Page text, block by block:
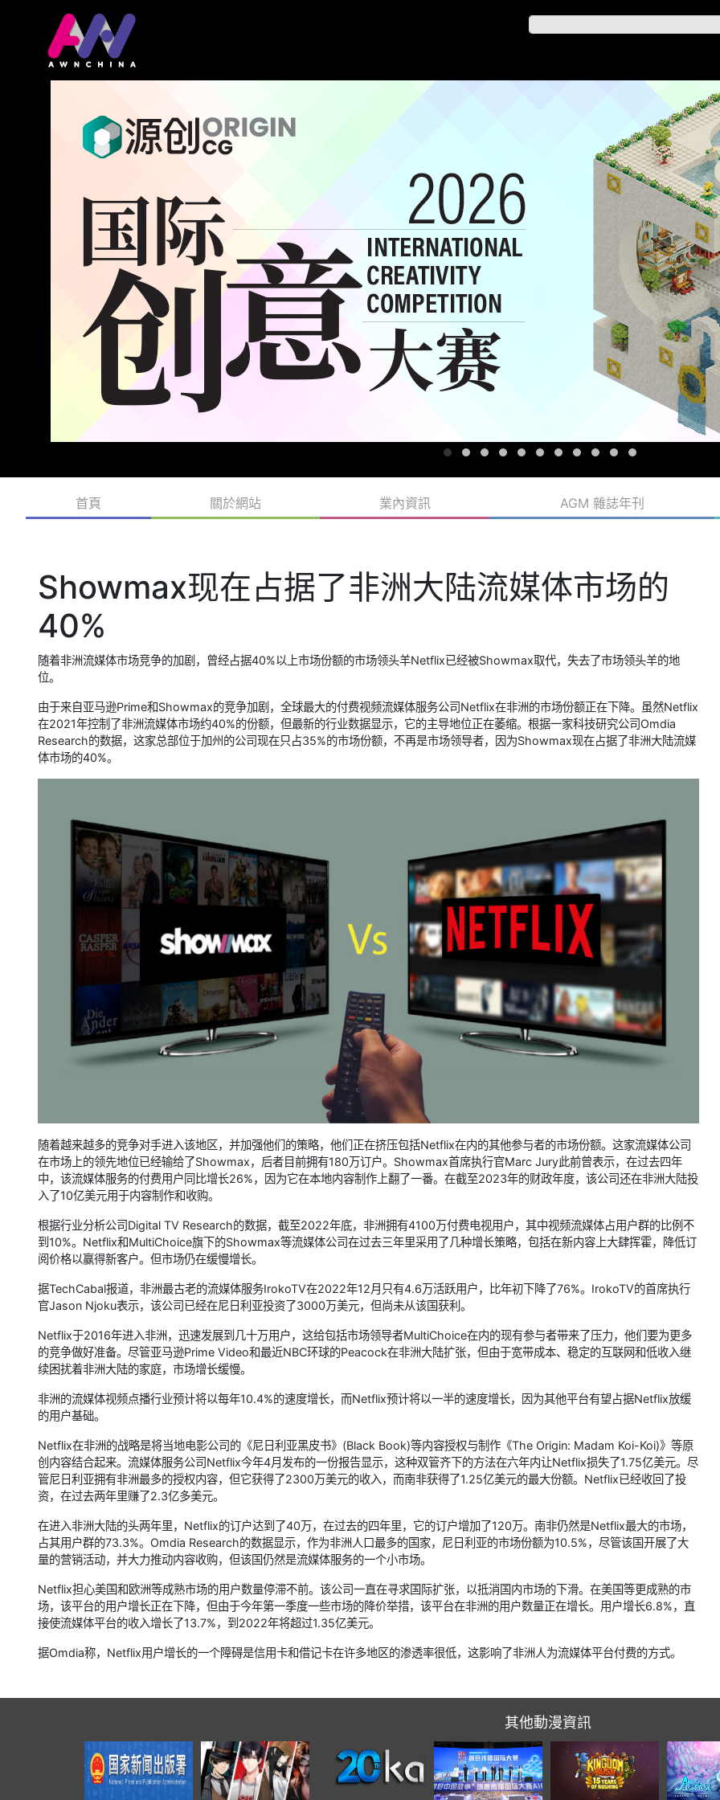
首頁 關於網站 業內資訊 AGM 雜誌年刊
Showmax现在占据了非洲大陆流媒体市场的
40%
随着非洲流媒体市场竞争的加剧，曾经占据40%以上市场份额的市场领头羊Netflix已经被Showmax取代，失去了市场领头羊的地
位。
由于来自亚马逊Prime和Showmax的竞争加剧，全球最大的付费视频流媒体服务公司Netflix在非洲的市场份额正在下降。虽然Netflix
在2021年控制了非洲流媒体市场约40%的份额，但最新的行业数据显示，它的主导地位正在萎缩。根据一家科技研究公司Omdia
Research的数据，这家总部位于加州的公司现在只占35%的市场份额，不再是市场领导者，因为Showmax现在占据了非洲大陆流媒
体市场的40%。
随着越来越多的竞争对手进入该地区，并加强他们的策略，他们正在挤压包括Netflix在内的其他参与者的市场份额。这家流媒体公司
在市场上的领先地位已经输给了Showmax，后者目前拥有180万订户。Showmax首席执行官Marc Jury此前曾表示，在过去四年
中，该流媒体服务的付费用户同比增长26%，因为它在本地内容制作上翻了一番。在截至2023年的财政年度，该公司还在非洲大陆投
入了10亿美元用于内容制作和收购。
根据行业分析公司Digital TV Research的数据，截至2022年底，非洲拥有4100万付费电视用户，其中视频流媒体占用户群的比例不
到10%。Netflix和MultiChoice旗下的Showmax等流媒体公司在过去三年里采用了几种增长策略，包括在新内容上大肆挥霍，降低订
阅价格以赢得新客户。但市场仍在缓慢增长。
据TechCabal报道，非洲最古老的流媒体服务IrokoTV在2022年12月只有4.6万活跃用户，比年初下降了76%。IrokoTV的首席执行
官Jason Njoku表示，该公司已经在尼日利亚投资了3000万美元，但尚未从该国获利。
Netflix于2016年进入非洲，迅速发展到几十万用户，这给包括市场领导者MultiChoice在内的现有参与者带来了压力，他们要为更多
的竞争做好准备。尽管亚马逊Prime Video和最近NBC环球的Peacock在非洲大陆扩张，但由于宽带成本、稳定的互联网和低收入继
续困扰着非洲大陆的家庭，市场增长缓慢。
非洲的流媒体视频点播行业预计将以每年10.4%的速度增长，而Netflix预计将以一半的速度增长，因为其他平台有望占据Netflix放缓
的用户基础。
Netflix在非洲的战略是将当地电影公司的《尼日利亚黑皮书》(Black Book)等内容授权与制作《The Origin: Madam Koi-Koi)》等原
创内容结合起来。流媒体服务公司Netflix今年4月发布的一份报告显示，这种双管齐下的方法在六年内让Netflix损失了1.75亿美元。尽
管尼日利亚拥有非洲最多的授权内容，但它获得了2300万美元的收入，而南非获得了1.25亿美元的最大份额。Netflix已经收回了投
资，在过去两年里赚了2.3亿多美元。
在进入非洲大陆的头两年里，Netflix的订户达到了40万，在过去的四年里，它的订户增加了120万。南非仍然是Netflix最大的市场，
占其用户群的73.3%。Omdia Research的数据显示，作为非洲人口最多的国家，尼日利亚的市场份额为10.5%，尽管该国开展了大
量的营销活动，并大力推动内容收购，但该国仍然是流媒体服务的一个小市场。
Netflix担心美国和欧洲等成熟市场的用户数量停滞不前。该公司一直在寻求国际扩张，以抵消国内市场的下滑。在美国等更成熟的市
场，该平台的用户增长正在下降，但由于今年第一季度一些市场的降价举措，该平台在非洲的用户数量正在增长。用户增长6.8%，直
接使流媒体平台的收入增长了13.7%，到2022年将超过1.35亿美元。
据Omdia称，Netflix用户增长的一个障碍是信用卡和借记卡在许多地区的渗透率很低，这影响了非洲人为流媒体平台付费的方式。
其他動漫資訊